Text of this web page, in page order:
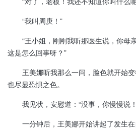
“我叫周庚！”
“王小姐，刚刚我听那医生说，你母
这是怎么回事呀？”
王美娜听我那么一问，脸色就开始
也尽显恐惧之色。
我见状，安慰道：“没事，你慢慢说
一分钟后，王美娜开始讲起了发生